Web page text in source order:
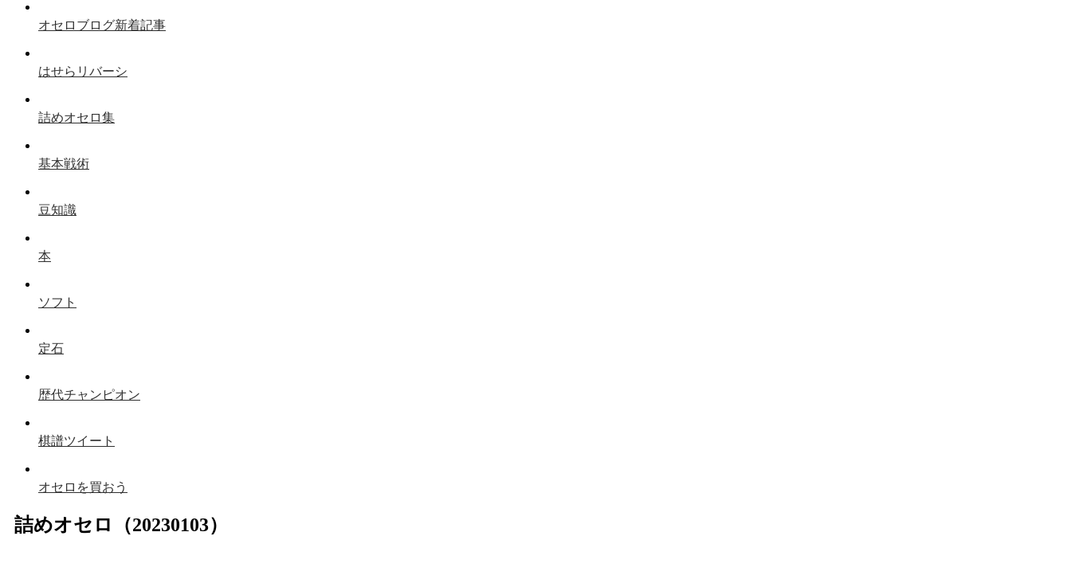
オセロブログ新着記事
はせらリバーシ
詰めオセロ集
基本戦術
豆知識
本
ソフト
定石
歴代チャンピオン
棋譜ツイート
オセロを買おう
詰めオセロ（20230103）